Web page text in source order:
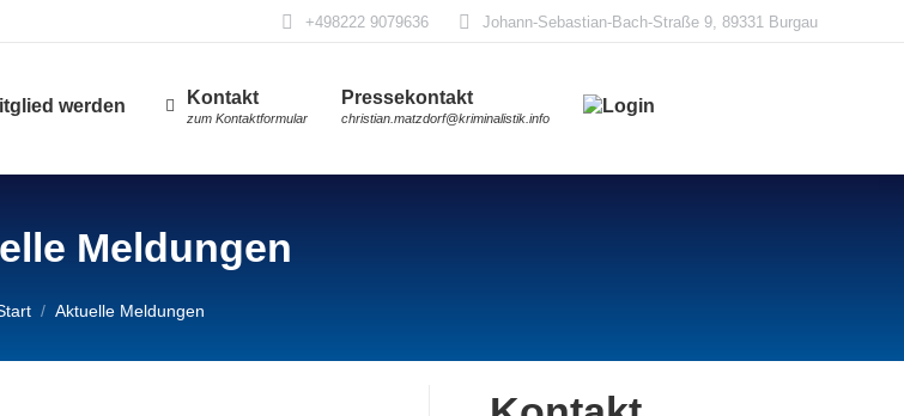
+498222 9079636 Johann-Sebastian-Bach-Straße 9, 89331 Burgau
werden Kontakt
zum Kontaktformular
Pressekontakt
christian.matzdorf@kriminalistik.info
Meldungen
Aktuelle Meldungen